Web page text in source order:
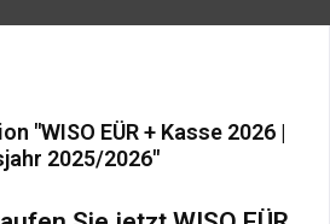
"WISO EÜR + Kasse 2026 |
2025/2026"